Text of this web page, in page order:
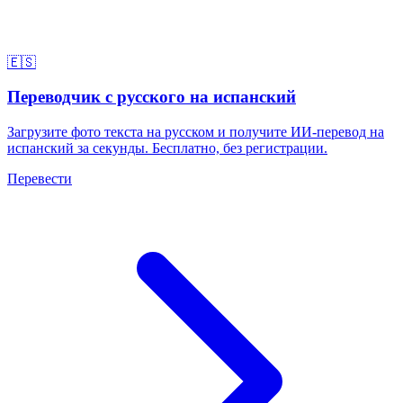
🇪🇸
Переводчик с русского на испанский
Загрузите фото текста на русском и получите ИИ-перевод на
испанский за секунды. Бесплатно, без регистрации.
Перевести